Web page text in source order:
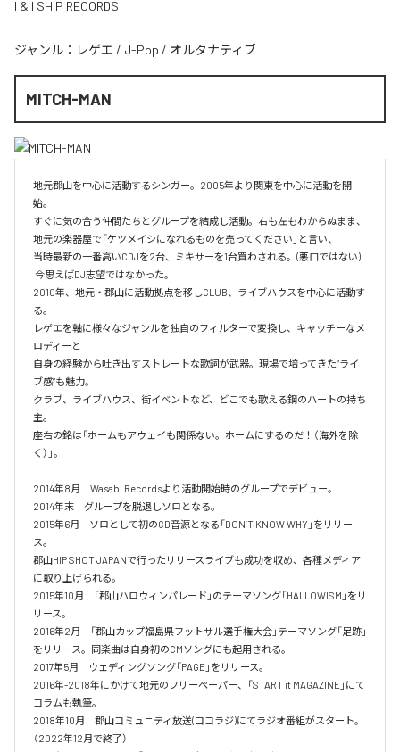
I & I SHIP RECORDS
ジャンル： レゲエ / J-Pop / オルタナティブ
MITCH-MAN
地元郡山を中心に活動するシンガー。2005年より関東を中心に活動を開
始。
すぐに気の合う仲間たちとグループを結成し活動。右も左もわからぬまま、
地元の楽器屋で「ケツメイシになれるものを売ってください」と言い、
当時最新の一番高いCDJを2台、ミキサーを1台買わされる。(悪口ではない)
今思えばDJ志望ではなかった。
2010年、地元・郡山に活動拠点を移しCLUB、ライブハウスを中心に活動す
る。
レゲエを軸に様々なジャンルを独自のフィルターで変換し、キャッチーなメ
ロディーと
自身の経験から吐き出すストレートな歌詞が武器。現場で培ってきた”ライ
ブ感”も魅力。
クラブ、ライブハウス、街イベントなど、どこでも歌える鋼のハートの持ち
主。
座右の銘は「ホームもアウェイも関係ない。ホームにするのだ！（海外を除
く）」。
2014年8月　Wasabi Recordsより活動開始時のグループでデビュー。
2014年末　グループを脱退しソロとなる。
2015年6月　ソロとして初のCD音源となる「DON’T KNOW WHY」をリリー
ス。
郡山HIP SHOT JAPANで行ったリリースライブも成功を収め、各種メディア
に取り上げられる。
2015年10月　「郡山ハロウィンパレード」のテーマソング「HALLOWISM」をリ
リース。
2016年2月　「郡山カップ福島県フットサル選手権大会」テーマソング「足跡」
をリリース。同楽曲は自身初のCMソングにも起用される。
2017年5月　ウェディングソング「PAGE」をリリース。
2016年-2018年にかけて地元のフリーペーパー、「START it MAGAZINE」にて
コラムも執筆。
2018年10月　郡山コミュニティ放送(ココラジ)にてラジオ番組がスタート。
（2022年12月で終了）